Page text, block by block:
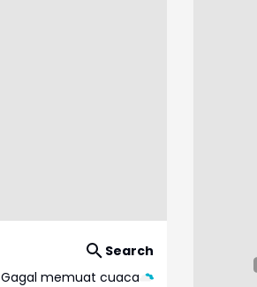
Search
Gagal memuat cuaca